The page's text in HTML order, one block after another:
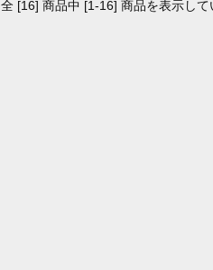
全 [16] 商品中 [1-16] 商品を表示して